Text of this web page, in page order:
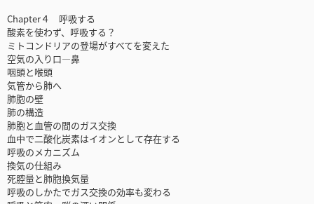
Chapter４ 呼吸する
酸素を使わず、呼吸する？
ミトコンドリアの登場がすべてを変えた
空気の入り口—鼻
咽頭と喉頭
気管から肺へ
肺胞の壁
肺の構造
肺胞と血管の間のガス交換
血中で二酸化炭素はイオンとして存在する
呼吸のメカニズム
換気の仕組み
死腔量と肺胞換気量
呼吸のしかたでガス交換の効率も変わる